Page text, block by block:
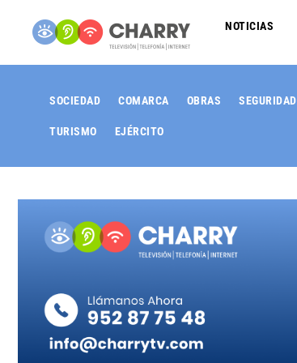
NOTICIAS
SOCIEDAD COMARCA OBRAS SEGURIDAD
TURISMO EJÉRCITO